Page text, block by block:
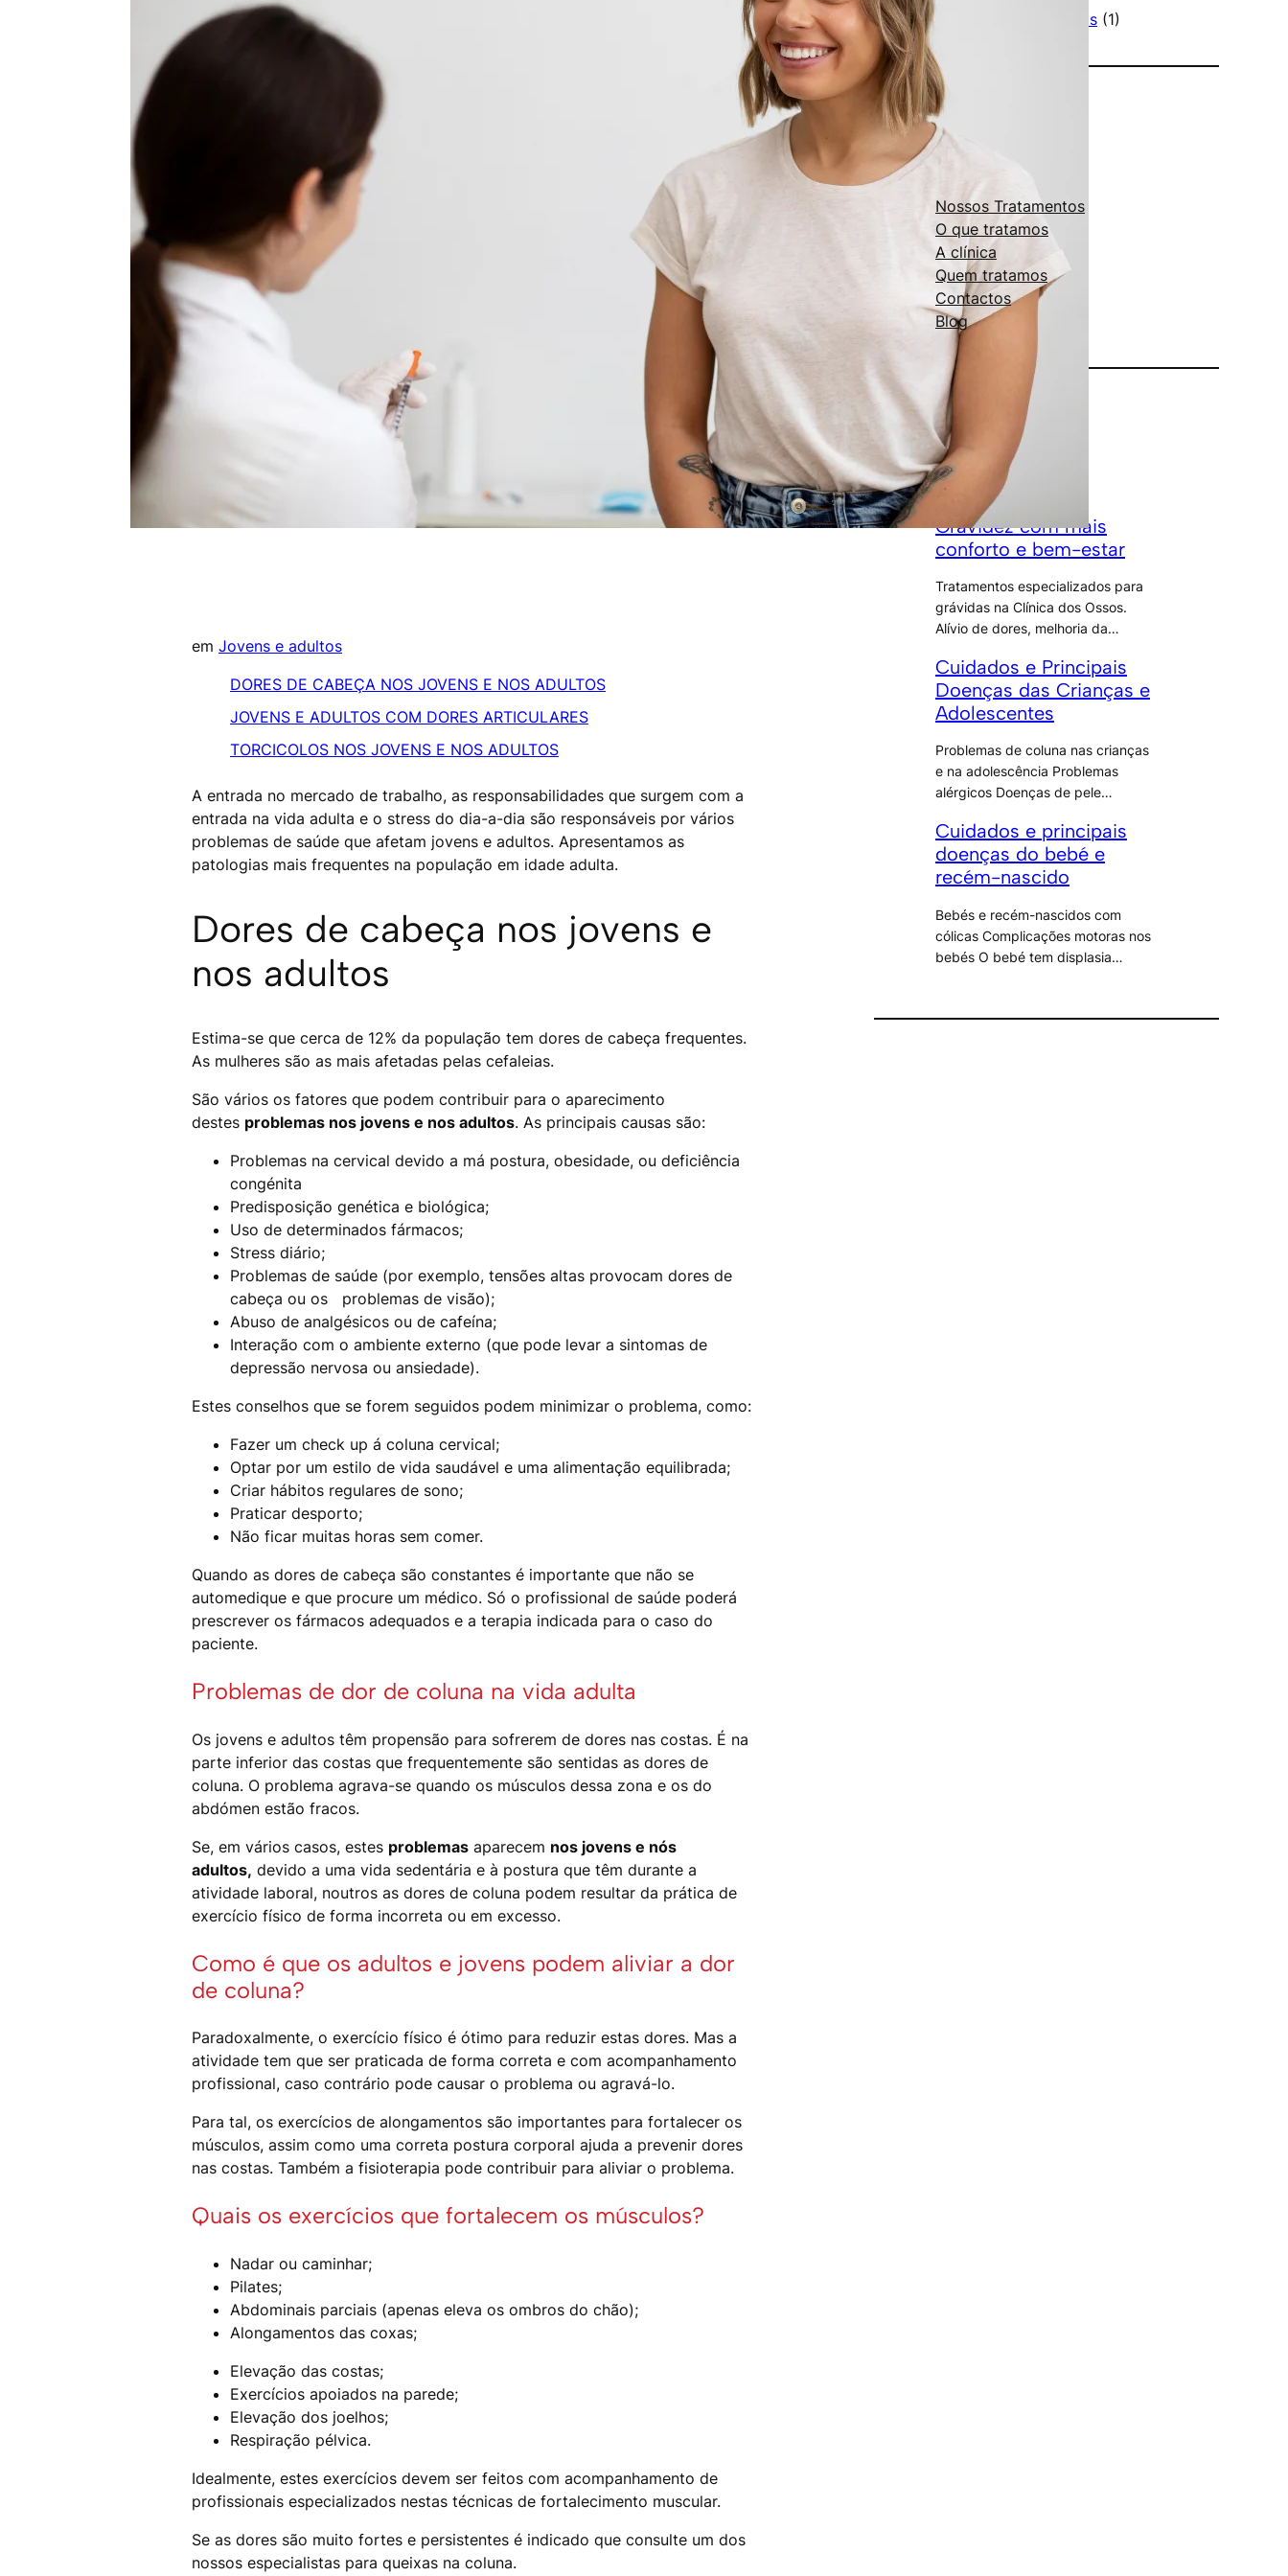
em Jovens e adultos
DORES DE CABEÇA NOS JOVENS E NOS ADULTOS
JOVENS E ADULTOS COM DORES ARTICULARES
TORCICOLOS NOS JOVENS E NOS ADULTOS
A entrada no mercado de trabalho, as responsabilidades que surgem com a
entrada na vida adulta e o stress do dia-a-dia são responsáveis por vários
problemas de saúde que afetam jovens e adultos. Apresentamos as
patologias mais frequentes na população em idade adulta.
Dores de cabeça nos jovens e
nos adultos
Estima-se que cerca de 12% da população tem dores de cabeça frequentes.
As mulheres são as mais afetadas pelas cefaleias.
São vários os fatores que podem contribuir para o aparecimento
destes problemas nos jovens e nos adultos. As principais causas são:
Problemas na cervical devido a má postura, obesidade, ou deficiência
congénita
Predisposição genética e biológica;
Uso de determinados fármacos;
Stress diário;
Problemas de saúde (por exemplo, tensões altas provocam dores de
cabeça ou os problemas de visão);
Abuso de analgésicos ou de cafeína;
Interação com o ambiente externo (que pode levar a sintomas de
depressão nervosa ou ansiedade).
Estes conselhos que se forem seguidos podem minimizar o problema, como:
Fazer um check up á coluna cervical;
Optar por um estilo de vida saudável e uma alimentação equilibrada;
Criar hábitos regulares de sono;
Praticar desporto;
Não ficar muitas horas sem comer.
Quando as dores de cabeça são constantes é importante que não se
automedique e que procure um médico. Só o profissional de saúde poderá
prescrever os fármacos adequados e a terapia indicada para o caso do
paciente.
Problemas de dor de coluna na vida adulta
Os jovens e adultos têm propensão para sofrerem de dores nas costas. É na
parte inferior das costas que frequentemente são sentidas as dores de
coluna. O problema agrava-se quando os músculos dessa zona e os do
abdómen estão fracos.
Se, em vários casos, estes problemas aparecem nos jovens e nós
adultos, devido a uma vida sedentária e à postura que têm durante a
atividade laboral, noutros as dores de coluna podem resultar da prática de
exercício físico de forma incorreta ou em excesso.
Como é que os adultos e jovens podem aliviar a dor
de coluna?
Paradoxalmente, o exercício físico é ótimo para reduzir estas dores. Mas a
atividade tem que ser praticada de forma correta e com acompanhamento
profissional, caso contrário pode causar o problema ou agravá-lo.
Para tal, os exercícios de alongamentos são importantes para fortalecer os
músculos, assim como uma correta postura corporal ajuda a prevenir dores
nas costas. Também a fisioterapia pode contribuir para aliviar o problema.
Quais os exercícios que fortalecem os músculos?
Nadar ou caminhar;
Pilates;
Abdominais parciais (apenas eleva os ombros do chão);
Alongamentos das coxas;
Elevação das costas;
Exercícios apoiados na parede;
Elevação dos joelhos;
Respiração pélvica.
Idealmente, estes exercícios devem ser feitos com acompanhamento de
profissionais especializados nestas técnicas de fortalecimento muscular.
Se as dores são muito fortes e persistentes é indicado que consulte um dos
nossos especialistas para queixas na coluna.
Jovens e adultos (1)
Links Úteis
Nossos Tratamentos
O que tratamos
A clínica
Quem tratamos
Contactos
Blog
Artigos
relacionados
Gravidez com mais
conforto e bem-estar
Tratamentos especializados para
grávidas na Clínica dos Ossos.
Alívio de dores, melhoria da…
Cuidados e Principais
Doenças das Crianças e
Adolescentes
Problemas de coluna nas crianças
e na adolescência Problemas
alérgicos Doenças de pele…
Cuidados e principais
doenças do bebé e
recém-nascido
Bebés e recém-nascidos com
cólicas Complicações motoras nos
bebés O bebé tem displasia…